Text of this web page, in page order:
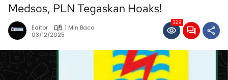
Medsos, PLN Tegaskan Hoaks!
Editor
1 Min Baca
03/12/2025
329